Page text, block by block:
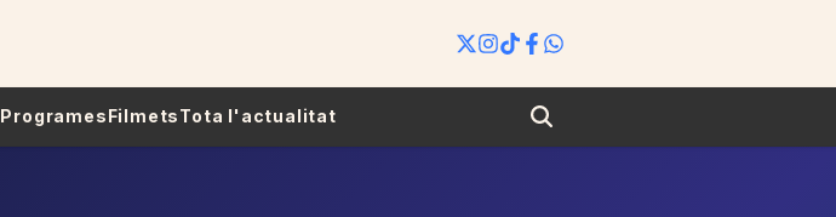
ProgramesFilmetsTota l'actualitat Search